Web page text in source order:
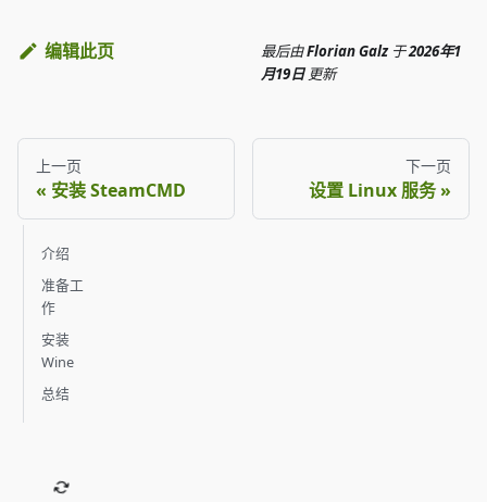
编辑此页 最后由Florian Galz 于2026年1
月19日 更新
上一页
安装 SteamCMD
下一页
设置 Linux 服务
介绍
准备工
作
安装
Wine
总结